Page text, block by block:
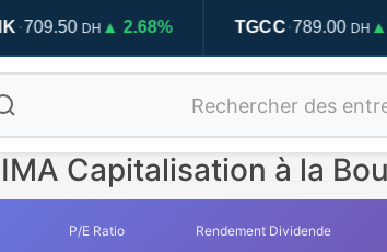
▲ 2.68% TGCC 789.00DH▲ 2.07%
Capitalisation à la
P/E Ratio Rendement Dividende